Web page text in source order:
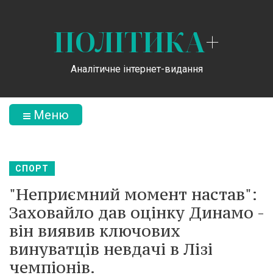
ПОЛІТИКА+
Аналітичне інтернет-видання
Меню
СПОРТ
"Неприємний момент настав":
Заховайло дав оцінку Динамо -
він виявив ключових
винуватців невдачі в Лізі
чемпіонів.